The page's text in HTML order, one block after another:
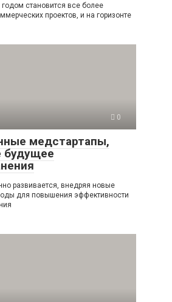
становится все более
проектов, и на горизонте
0
медстартапы,
будущее
развивается, внедряя новые
для повышения эффективности